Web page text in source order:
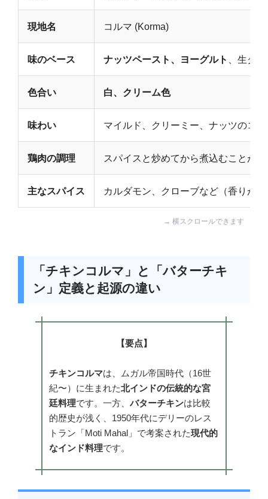
現地名 コルマ (Korma)
味のベース ナッツペースト、ヨーグルト 、生ク
色合い 白、クリーム色
味わい マイルド、クリーミー、ナッツのコ
鶏肉の調理 スパイスと炒めてから煮込むことが
主なスパイス カルダモン、クローブなど（香りが
「チキンコルマ」と「バターチキ
ン」定義と起源の違い
【要点】
チキンコルマは、ムガル帝国時代（16世
紀〜）に生まれた北インドの伝統的な宮
廷料理です。一方、 バターチキンは比較
的歴史が浅く、1950年代にデリーのレス
トラン「Moti Mahal」で考案された現代的
なインド料理です。